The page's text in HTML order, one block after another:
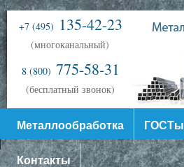
+7 (495) 135-42-23
(многоканальный)
8 (800) 775-58-31
(бесплатный звонок)
Металлообработка ГОСТы
Контакты